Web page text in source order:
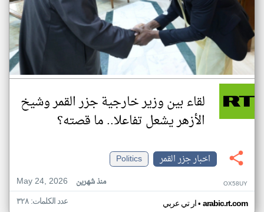
لقاء بين وزير خارجية جزر القمر وشيخ
الأزهر يشعل تفاعلا.. ما قصته؟
اخبار جزر القمر
Politics
May 24, 2026
منذ شهرين OX58UY
ار تي عربي• arabic.rt.com عدد الكلمات: ٣٢٨